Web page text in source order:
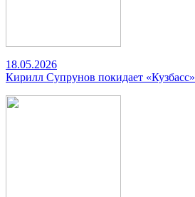
18.05.2026
Кирилл Супрунов покидает «Кузбасс»